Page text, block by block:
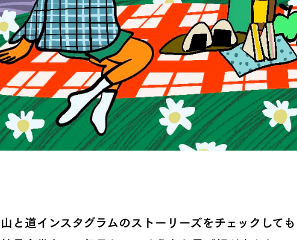
山と道インスタグラムのストーリーズをチェックして